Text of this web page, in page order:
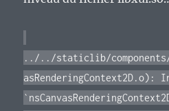
../../staticlib/components/
asRenderingContext2D.o):